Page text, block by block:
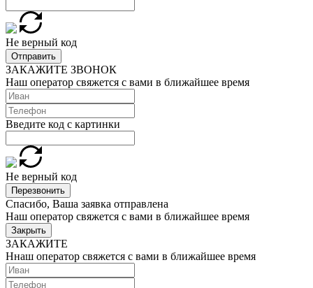
Не верный код
Отправить
ЗАКАЖИТЕ ЗВОНОК
Наш оператор свяжется с вами в ближайшее время
Введите код с картинки
Не верный код
Перезвонить
Спасибо, Ваша заявка отправлена
Наш оператор свяжется с вами в ближайшее время
Закрыть
ЗАКАЖИТЕ
Ннаш оператор свяжется с вами в ближайшее время